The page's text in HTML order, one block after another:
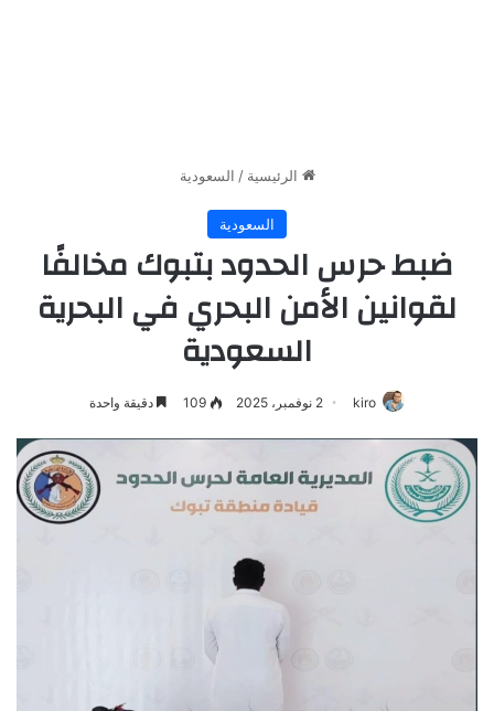
الرئيسية / السعودية
السعودية
ضبط حرس الحدود بتبوك مخالفًا
لقوانين الأمن البحري في البحرية
السعودية
kiro 2 نوفمبر، 2025 109 دقيقة واحدة